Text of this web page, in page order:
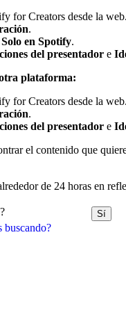
buscando?
for Creators desde la web.
.
Solo en Spotify.
del presentador e
plataforma:
for Creators desde la web.
.
del presentador e
el contenido que
de 24 horas en
Sí